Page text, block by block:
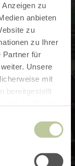
zu
anbieten
zu
zu Ihrer
Partner für
Unsere
mit
bereitgestellt